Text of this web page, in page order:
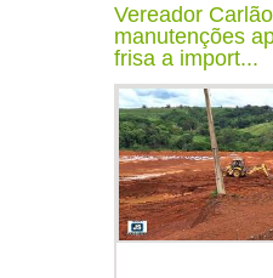
Vereador
manutenções
frisa a import...